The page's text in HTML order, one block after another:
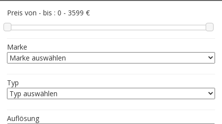
Preis von - bis : 0 - 3599 €
Marke
Typ
Auflösung